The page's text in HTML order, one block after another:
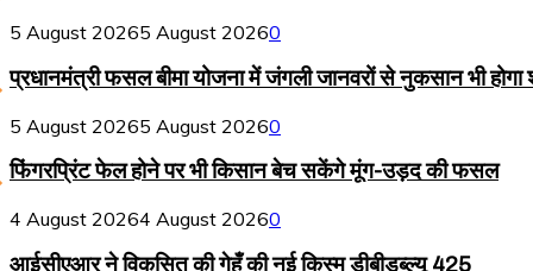
5 August 20265 August 20260
प्रधानमंत्री फसल बीमा योजना में जंगली जानवरों से नुकसान भी होगा
5 August 20265 August 20260
फिंगरप्रिंट फेल होने पर भी किसान बेच सकेंगे मूंग-उड़द की फसल
4 August 20264 August 20260
आईसीएआर ने विकसित की गेहूँ की नई किस्म डीबीडब्ल्यू 425